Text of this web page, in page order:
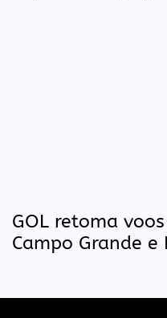
GOL retoma
Campo Grande